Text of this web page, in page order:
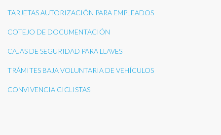
TARJETAS AUTORIZACIÓN PARA EMPLEADOS
COTEJO DE DOCUMENTACIÓN
CAJAS DE SEGURIDAD PARA LLAVES
TRÁMITES BAJA VOLUNTARIA DE VEHÍCULOS
CONVIVENCIA CICLISTAS